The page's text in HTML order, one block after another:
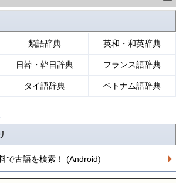
類語辞典 英和・和英辞典
日韓・韓日辞典 フランス語辞典
タイ語辞典 ベトナム語辞典
で古語を検索！ (Android)